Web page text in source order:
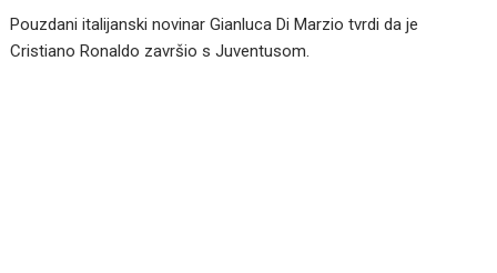
Pouzdani italijanski novinar Gianluca Di Marzio tvrdi da je
Cristiano Ronaldo završio s Juventusom.